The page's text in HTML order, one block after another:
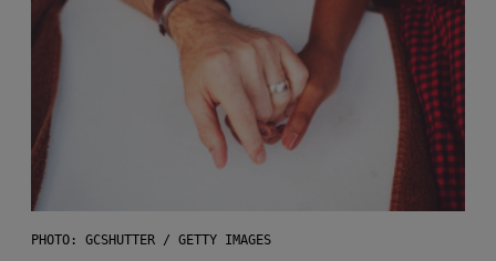
PHOTO: GCSHUTTER / GETTY IMAGES